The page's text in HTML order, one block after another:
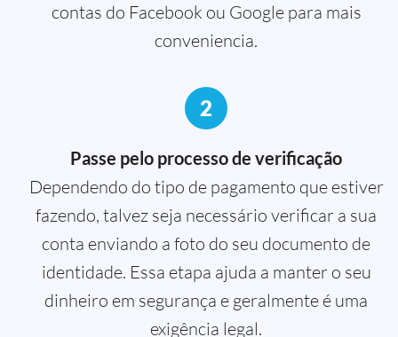
contas do Facebook ou Google para mais
conveniencia.
2
Passe pelo processo de verificação
Dependendo do tipo de pagamento que estiver
fazendo, talvez seja necessário verificar a sua
conta enviando a foto do seu documento de
identidade. Essa etapa ajuda a manter o seu
dinheiro em segurança e geralmente é uma
exigência legal.